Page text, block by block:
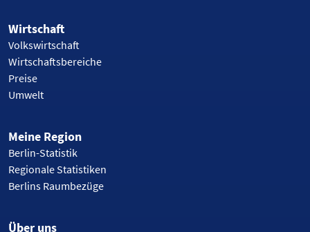
Wirtschaft
Volkswirtschaft
Wirtschaftsbereiche
Preise
Umwelt
Meine Region
Berlin-Statistik
Regionale Statistiken
Berlins Raumbezüge
Über uns